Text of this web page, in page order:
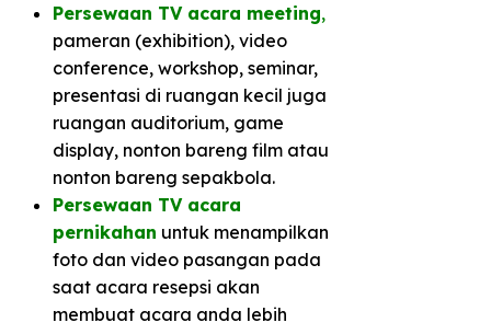
Persewaan TV acara meeting,
pameran (exhibition), video
conference, workshop, seminar,
presentasi di ruangan kecil juga
ruangan auditorium, game
display, nonton bareng film atau
nonton bareng sepakbola.
Persewaan TV acara
pernikahan untuk menampilkan
foto dan video pasangan pada
saat acara resepsi akan
membuat acara anda lebih